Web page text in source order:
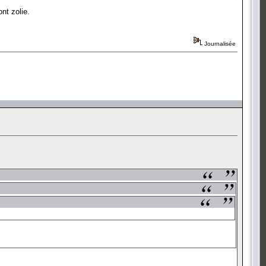
zolie.
Journalisée